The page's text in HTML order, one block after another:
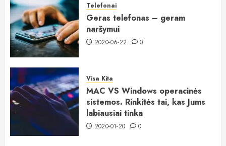
Telefonai
Geras telefonas – geram
naršymui
2020-06-22 0
Visa Kita
MAC VS Windows operacinės
sistemos. Rinkitės tai, kas Jums
labiausiai tinka
2020-01-20 0